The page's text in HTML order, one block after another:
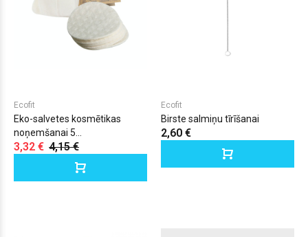
Ecofit
Eko-salvetes kosmētikas
noņemšanai 5...
3,32 € 4,15 €
Ecofit
Birste salmiņu tīrīšanai
2,60 €